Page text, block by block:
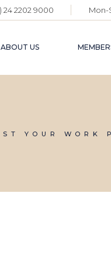
24 2202 9000 Mon-
ABOUT US
YOUR WORK